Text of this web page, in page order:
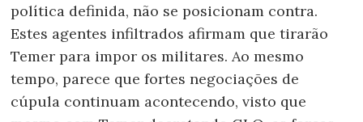
política definida, não se posicionam contra.
Estes agentes infiltrados afirmam que tirarão
Temer para impor os militares. Ao mesmo
tempo, parece que fortes negociações de
cúpula continuam acontecendo, visto que